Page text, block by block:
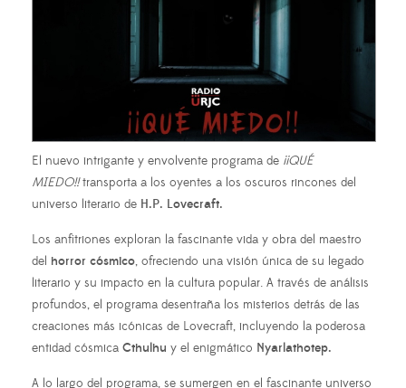
El nuevo intrigante y envolvente programa de ¡¡QUÉ
MIEDO!!transporta a los oyentes a los oscuros rincones del
universo literario de H.P. Lovecraft.
Los anfitriones exploran la fascinante vida y obra del maestro
del horror cósmico, ofreciendo una visión única de su legado
literario y su impacto en la cultura popular. A través de análisis
profundos, el programa desentraña los misterios detrás de las
creaciones más icónicas de Lovecraft, incluyendo la poderosa
entidad cósmica Cthulhu y el enigmático Nyarlathotep.
A lo largo del programa, se sumergen en el fascinante universo